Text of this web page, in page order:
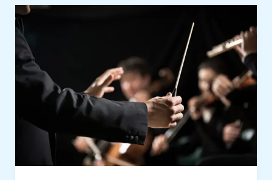
EL
DE
UN
LÍDER:
PASAR
SOLISTA
DIRECTOR